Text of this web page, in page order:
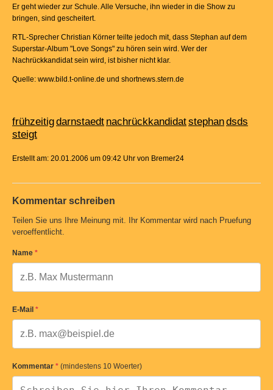
Er geht wieder zur Schule. Alle Versuche, ihn wieder in die Show zu
bringen, sind gescheitert.
RTL-Sprecher Christian Körner teilte jedoch mit, dass Stephan auf dem
Superstar-Album "Love Songs" zu hören sein wird. Wer der
Nachrückkandidat sein wird, ist bisher nicht klar.
Quelle: www.bild.t-online.de und shortnews.stern.de
frühzeitigdarnstaedt nachrückkandidatstephandsds
steigt
Erstellt am: 20.01.2006 um 09:42 Uhr von Bremer24
Kommentar schreiben
Teilen Sie uns Ihre Meinung mit. Ihr Kommentar wird nach Pruefung
veroeffentlicht.
Name *
E-Mail *
Kommentar * (mindestens 10 Woerter)